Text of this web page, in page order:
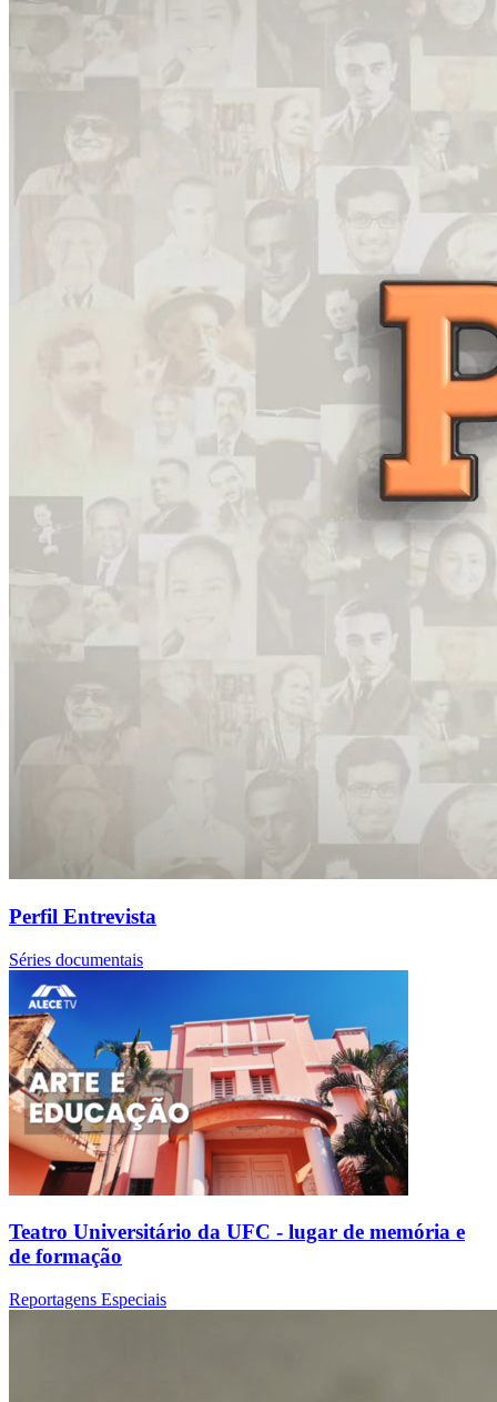
Perfil Entrevista
Séries documentais
Teatro Universitário da UFC - lugar de memória e
de formação
Reportagens Especiais